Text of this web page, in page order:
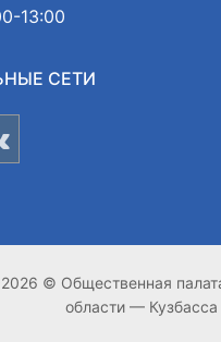
13:00
СЕТИ
© Общественная
области — Кузбасса